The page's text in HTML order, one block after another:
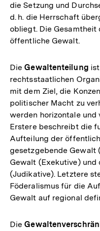
die Setzung und
d. h. die Herrschaft
obliegt. Die
öffentliche Gewalt.
Die Gewaltenteilung
rechtsstaatlichen
mit dem Ziel, die
politischer Macht zu
werden horizontale
Erstere beschreibt die
Aufteilung der
gesetzgebende Gewalt
Gewalt (Exekutive)
(Judikative). Letztere
Föderalismus für die
Gewalt auf regional
Die